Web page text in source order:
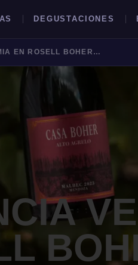
DEGUSTACIONES
BUSCAR →
EXPERIENCIA VENDIMIA EN ROSELL BOHER LODGE